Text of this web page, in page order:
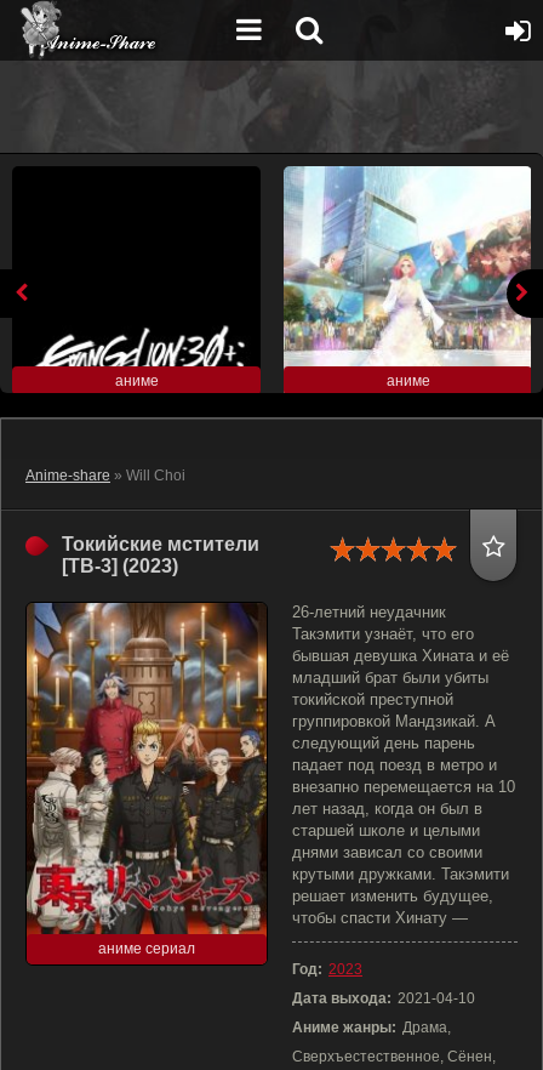
аниме аниме
Anime-share » Will Choi
Токийские мстители
[ТВ-3] (2023)
аниме сериал
26-летний неудачник
Такэмити узнаёт, что его
бывшая девушка Хината и её
младший брат были убиты
токийской преступной
группировкой Мандзикай. А
следующий день парень
падает под поезд в метро и
внезапно перемещается на 10
лет назад, когда он был в
старшей школе и целыми
днями зависал со своими
крутыми дружками. Такэмити
решает изменить будущее,
чтобы спасти Хинату —
Год: 2023
Дата выхода: 2021-04-10
Аниме жанры: Драма,
Сверхъестественное, Сёнен,